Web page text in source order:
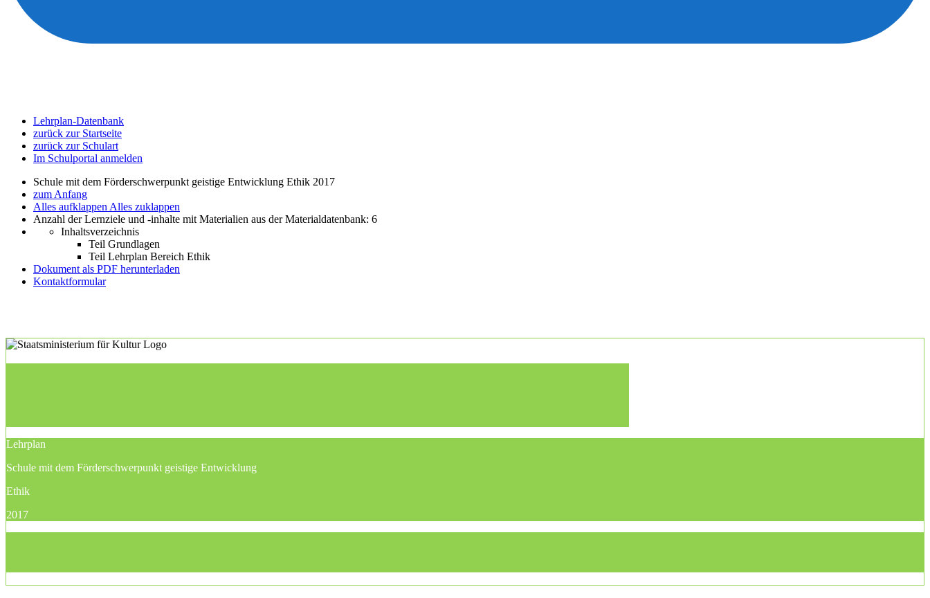
Lehrplan-Datenbank
zurück zur Startseite
zurück zur Schulart
Im Schulportal anmelden
Schule mit dem Förderschwerpunkt geistige Entwicklung Ethik 2017
zum Anfang
Alles aufklappen Alles zuklappen
Anzahl der Lernziele und -inhalte mit Materialien aus der Materialdatenbank: 6
Inhaltsverzeichnis
Teil Grundlagen
Teil Lehrplan Bereich Ethik
Dokument als PDF herunterladen
Kontaktformular
Lehrplan
Schule mit dem Förderschwerpunkt geistige Entwicklung
Ethik
2017